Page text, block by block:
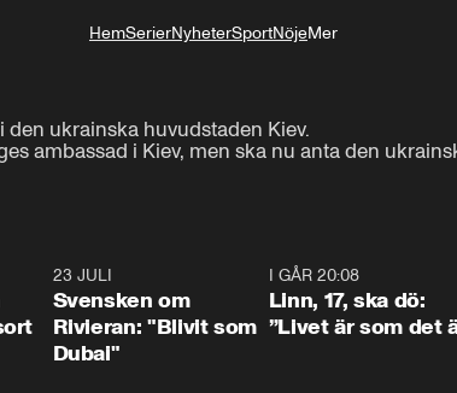
HemSerierNyheterSportNöjeMer
ukrainska huvudstaden Kiev.
ambassad i Kiev, men ska nu anta den
23 JULI
Svensken om
Rivieran: "Blivit som
Dubai"
I GÅR 20:08
Linn, 17, ska dö:
”Livet är som det